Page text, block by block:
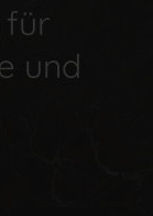
für
und